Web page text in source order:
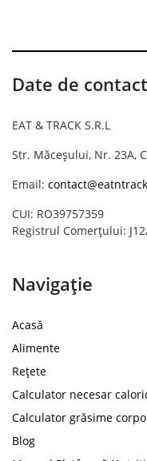
Date de contact
EAT & TRACK S.R.L
Str. Măceșului, Nr. 23A,
Email:
CUI: RO39757359
Registrul Comerțului:
Navigație
Acasă
Alimente
Rețete
Calculator necesar
Calculator grăsime
Blog